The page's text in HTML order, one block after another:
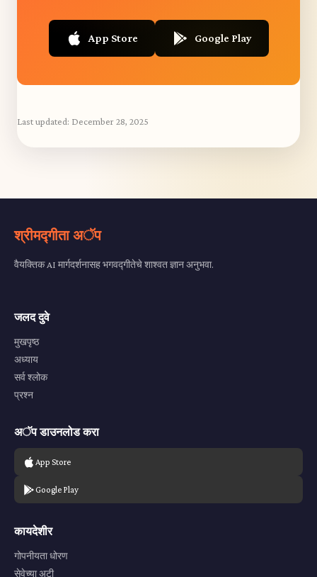
App Store Google Play
Last updated: December 28, 2025
श्रीमद्गीता अॅप
वैयक्तिक AI मार्गदर्शनासह भगवद्गीतेचे शाश्वत ज्ञान अनुभवा.
जलद दुवे
मुखपृष्ठ
अध्याय
सर्व श्लोक
प्रश्न
अॅप डाउनलोड करा
App Store
Google Play
कायदेशीर
गोपनीयता धोरण
सेवेच्या अटी